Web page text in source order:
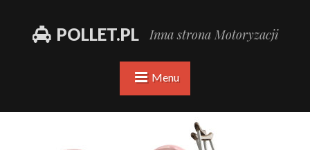
POLLET.PL Inna strona Motoryzacji
Menu